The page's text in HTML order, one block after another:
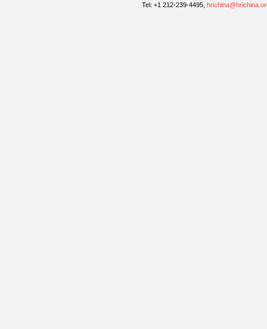
Tel: +1 212-239-4495,